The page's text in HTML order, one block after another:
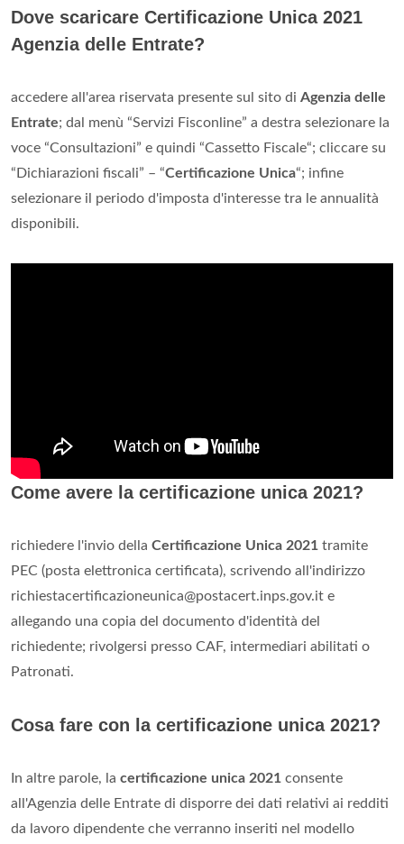
Dove scaricare Certificazione Unica 2021
Agenzia delle Entrate?
accedere all'area riservata presente sul sito di Agenzia delle
Entrate; dal menù “Servizi Fisconline” a destra selezionare la
voce “Consultazioni” e quindi “Cassetto Fiscale“; cliccare su
“Dichiarazioni fiscali” – “Certificazione Unica“; infine
selezionare il periodo d'imposta d'interesse tra le annualità
disponibili.
Come avere la certificazione unica 2021?
richiedere l'invio della Certificazione Unica 2021 tramite
PEC (posta elettronica certificata), scrivendo all'indirizzo
richiestacertificazioneunica@postacert.inps.gov.it e
allegando una copia del documento d'identità del
richiedente; rivolgersi presso CAF, intermediari abilitati o
Patronati.
Cosa fare con la certificazione unica 2021?
In altre parole, la certificazione unica 2021 consente
all'Agenzia delle Entrate di disporre dei dati relativi ai redditi
da lavoro dipendente che verranno inseriti nel modello